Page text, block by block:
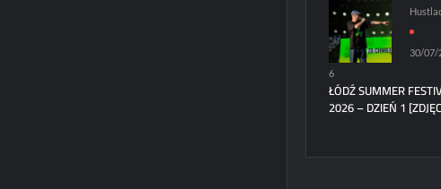
30/07/
6
ŁÓDŹ SUMMER
2026 – DZIEŃ 1